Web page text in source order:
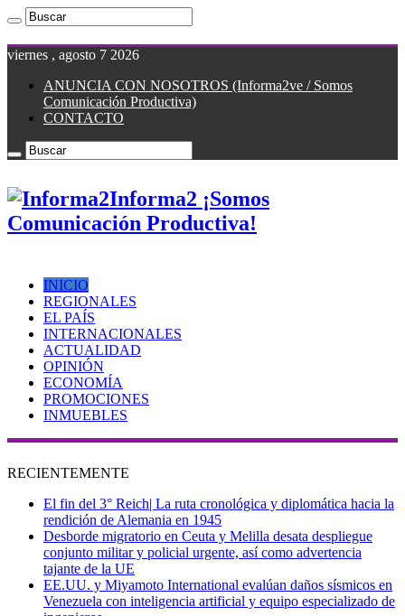
viernes , agosto 7 2026
ANUNCIA CON NOSOTROS (Informa2ve / Somos
Comunicación Productiva)
CONTACTO
Informa2 ¡Somos
Comunicación Productiva!
INICIO
REGIONALES
EL PAÍS
INTERNACIONALES
ACTUALIDAD
OPINIÓN
ECONOMÍA
PROMOCIONES
INMUEBLES
RECIENTEMENTE
El fin del 3° Reich| La ruta cronológica y diplomática hacia la
rendición de Alemania en 1945
Desborde migratorio en Ceuta y Melilla desata despliegue
conjunto militar y policial urgente, así como advertencia
tajante de la UE
EE.UU. y Miyamoto International evalúan daños sísmicos en
Venezuela con inteligencia artificial y equipo especializado de